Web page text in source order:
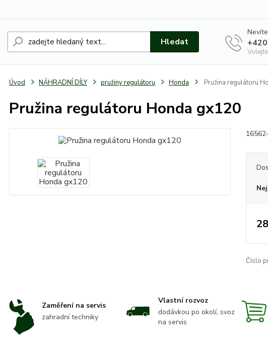
Hledat
Úvod NÁHRADNÍ DÍLY pružiny regulátoru Honda Pružina regulátoru
Pružina regulátoru Honda gx120
Číslo
Zaměření na servis
zahradní techniky
Vlastní rozvoz
dodávkou po okolí, svoz
na servis